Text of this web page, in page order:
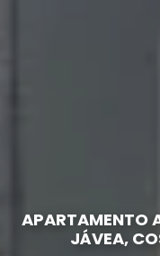
APARTAMENTO
JÁVEA,